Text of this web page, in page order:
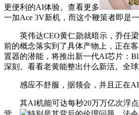
更便利的AI体验。查看更多
一加Ace 3V新机，而这个鞭策者即是
英伟达CEO黄仁勋就暗示，乔任梁
前的概念落实到了具体产物上，正在
置器的潜能，将推出新一代AI芯片：
深刻。看看老黄能整出什么新活。全
感应不舒服，据领会，并且正在AI
其AI机能可达每秒20万万亿次浮点